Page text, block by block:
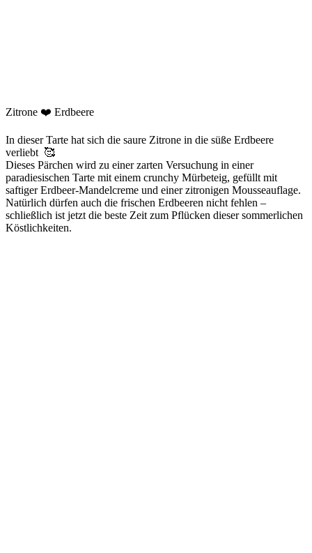
Zitrone ❤️ Erdbeere
In dieser Tarte hat sich die saure Zitrone in die süße Erdbeere
verliebt 🥰
Dieses Pärchen wird zu einer zarten Versuchung in einer
paradiesischen Tarte mit einem crunchy Mürbeteig, gefüllt mit
saftiger Erdbeer-Mandelcreme und einer zitronigen Mousseauflage.
Natürlich dürfen auch die frischen Erdbeeren nicht fehlen –
schließlich ist jetzt die beste Zeit zum Pflücken dieser sommerlichen
Köstlichkeiten.